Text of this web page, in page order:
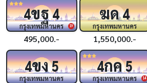
19
4ขฐ4
กรุงเทพมหานคร
495,000.-
ฆด4
กรุงเทพมหานคร
1,550,000.-
4ขง5
กรุงเทพมหานคร 14
4กค5
กรุงเทพมหานคร